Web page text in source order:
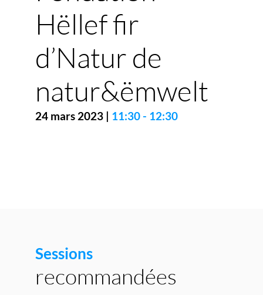
Hëllef fir
d’Natur de
natur&ëmwelt
24 mars 2023 11:30 - 12:30
Sessions
recommandées